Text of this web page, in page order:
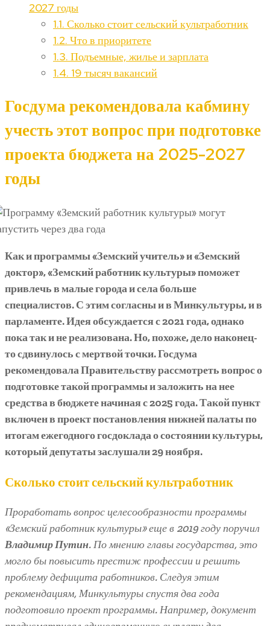
2027 годы
1.1. Сколько стоит сельский культработник
1.2. Что в приоритете
1.3. Подъемные, жилье и зарплата
1.4. 19 тысяч вакансий
Госдума рекомендовала кабмину
учесть этот вопрос при подготовке
проекта бюджета на 2025-2027
годы
Как и программы «Земский учитель» и «Земский
доктор», «Земский работник культуры» поможет
привлечь в малые города и села больше
специалистов. С этим согласны и в Минкультуры, и в
парламенте. Идея обсуждается с 2021 года, однако
пока так и не реализована. Но, похоже, дело наконец-
то сдвинулось с мертвой точки. Госдума
рекомендовала Правительству рассмотреть вопрос о
подготовке такой программы и заложить на нее
средства в бюджете начиная с 2025 года. Такой пункт
включен в проект постановления нижней палаты по
итогам ежегодного госдоклада о состоянии культуры,
который депутаты заслушали 29 ноября.
Сколько стоит сельский культработник
Проработать вопрос целесообразности программы
«Земский работник культуры» еще в 2019 году поручил
Владимир Путин. По мнению главы государства, это
могло бы повысить престиж профессии и решить
проблему дефицита работников. Следуя этим
рекомендациям, Минкультуры спустя два года
подготовило проект программы. Например, документ